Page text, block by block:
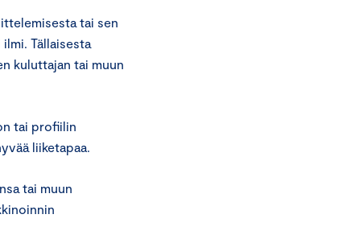
tai sen
Tällaisesta
kuluttajan tai muun
tai profiilin
liiketapaa.
tai muun